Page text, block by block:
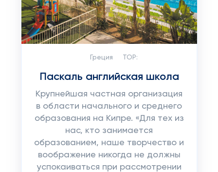
Греция TOP:
Паскаль английская школа
Крупнейшая частная организация
в области начального и среднего
образования на Кипре. «Для тех из
нас, кто занимается
образованием, наше творчество и
воображение никогда не должны
успокаиваться при рассмотрении